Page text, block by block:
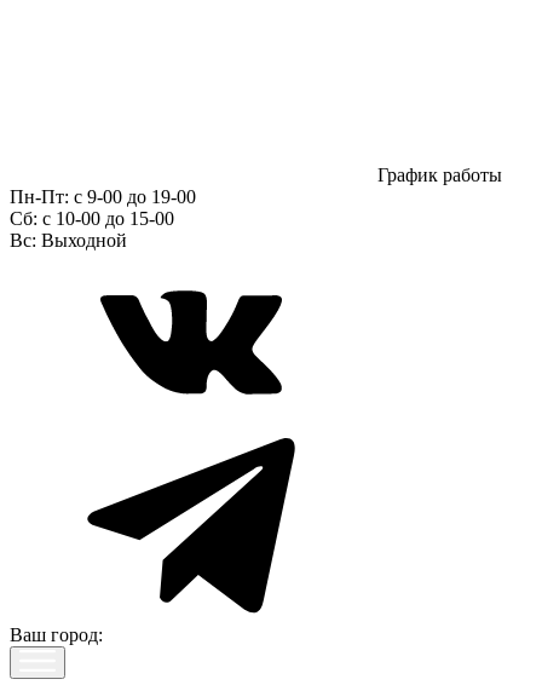
График работы
Пн-Пт: с 9-00 до 19-00
Сб: c 10-00 до 15-00
Вс: Выходной
Ваш город: